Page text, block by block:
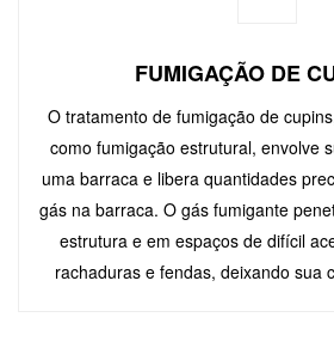
FUMIGAÇÃO DE
O tratamento de fumigação de
como fumigação estrutural, envolve
uma barraca e libera quantidades
gás na barraca. O gás fumigante
estrutura e em espaços de difícil
rachaduras e fendas, deixando sua